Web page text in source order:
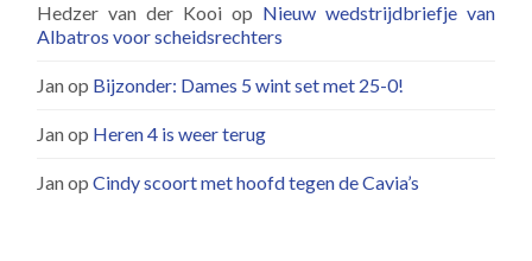
Hedzer van der Kooi op Nieuw wedstrijdbriefje van
Albatros voor scheidsrechters
Janop Bijzonder: Dames 5 wint set met 25-0!
Janop Heren 4 is weer terug
JanopCindy scoort met hoofd tegen de Cavia’s